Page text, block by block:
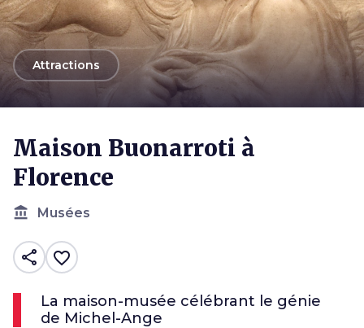
arrow_back
Attractions
Maison Buonarroti à
Florence
account_balance Musées
share favorite_border
La maison-musée célébrant le génie
de Michel-Ange